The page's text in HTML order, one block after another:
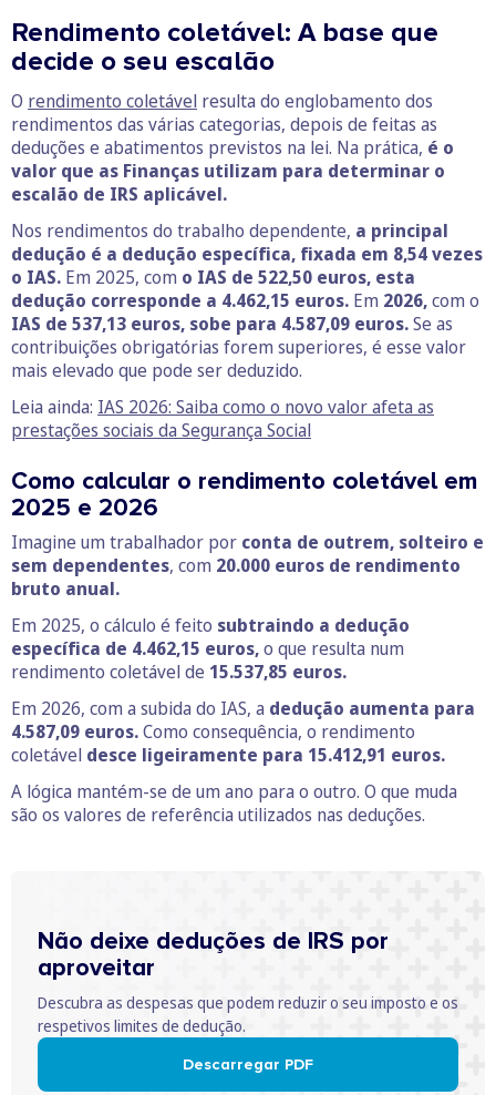
Rendimento coletável: A base que
decide o seu escalão
O rendimento coletável resulta do englobamento dos
rendimentos das várias categorias, depois de feitas as
deduções e abatimentos previstos na lei. Na prática, é o
valor que as Finanças utilizam para determinar o
escalão de IRS aplicável.
Nos rendimentos do trabalho dependente, a principal
dedução é a dedução específica, fixada em 8,54 vezes
o IAS. Em 2025, com o IAS de 522,50 euros, esta
dedução corresponde a 4.462,15 euros. Em 2026,com o
IAS de 537,13 euros, sobe para 4.587,09 euros.Se as
contribuições obrigatórias forem superiores, é esse valor
mais elevado que pode ser deduzido.
Leia ainda: IAS 2026: Saiba como o novo valor afeta as
prestações sociais da Segurança Social
Como calcular o rendimento coletável em
2025 e 2026
Imagine um trabalhador por conta de outrem, solteiro e
sem dependentes, com 20.000 euros de rendimento
bruto anual.
Em 2025, o cálculo é feito subtraindo a dedução
específica de 4.462,15 euros,o que resulta num
rendimento coletável de 15.537,85 euros.
Em 2026, com a subida do IAS, a dedução aumenta para
4.587,09 euros.Como consequência, o rendimento
coletável desce ligeiramente para 15.412,91 euros.
A lógica mantém-se de um ano para o outro. O que muda
são os valores de referência utilizados nas deduções.
Não deixe deduções de IRS por
aproveitar
Descubra as despesas que podem reduzir o seu imposto e os
respetivos limites de dedução.
Descarregar PDF